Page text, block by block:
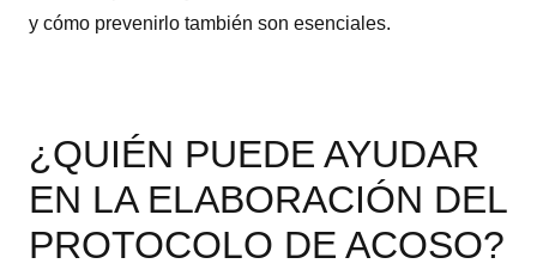
y cómo prevenirlo también son esenciales.
¿QUIÉN PUEDE AYUDAR
EN LA ELABORACIÓN DEL
PROTOCOLO DE ACOSO?